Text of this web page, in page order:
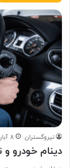
نیروگستران 8 آبان 1404
دینام خودرو و